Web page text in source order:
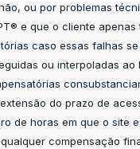
ou por problemas
e que o cliente apenas
caso essas falhas
ou interpoladas ao
do prazo de
de horas em que o site
compensação